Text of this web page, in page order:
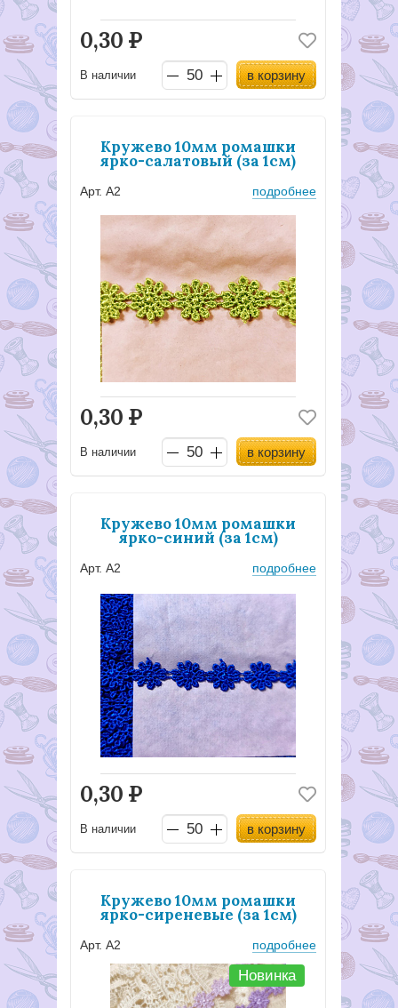
0,30 Р
В наличии в корзину
Кружево 10мм ромашки
ярко-салатовый (за 1см)
Арт. А2 подробнее
0,30 Р
В наличии в корзину
Кружево 10мм ромашки
ярко-синий (за 1см)
Арт. А2 подробнее
0,30 Р
В наличии в корзину
Кружево 10мм ромашки
ярко-сиреневые (за 1см)
Арт. А2 подробнее
Новинка